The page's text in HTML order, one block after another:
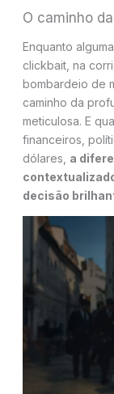
O caminho
Enquanto
clickbait, na
bombardeio de
caminho da
meticulosa. E
financeiros,
dólares, a
decisão